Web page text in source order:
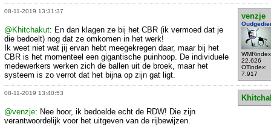
08-11-2019 13:31:37
venzje
22.626
OTindex:
7.917
@Khitchakut: En dan klagen ze bij het CBR (ik vermoed dat je
die bedoelt) nog dat ze omkomen in het werk!
Ik weet niet wat jij ervan hebt meegekregen daar, maar bij het
CBR is het momenteel een gigantische puinhoop. De individuele
medewerkers werken zich de ballen uit de broek, maar het
systeem is zo verrot dat het bijna op zijn gat ligt.
08-11-2019 13:40:53
@venzje: Nee hoor, ik bedoelde echt de RDW! Die zijn
verantwoordelijk voor het uitgeven van de rijbewijzen.